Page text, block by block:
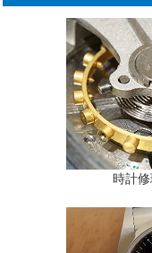
時計